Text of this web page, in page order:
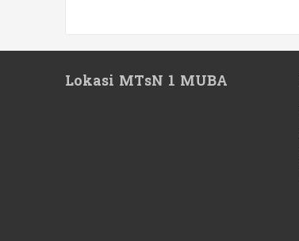
Lokasi MTsN 1 MUBA